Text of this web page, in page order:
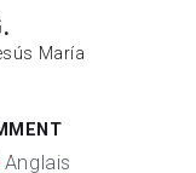
María
Anglais